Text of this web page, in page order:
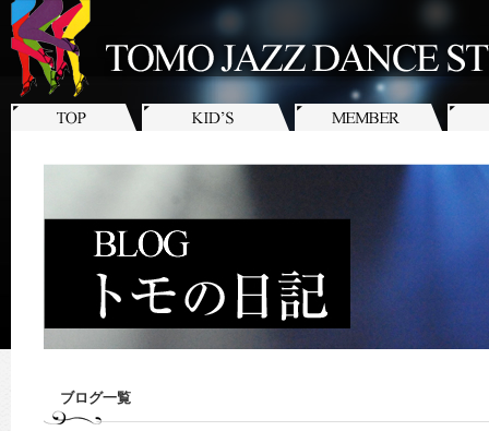
ブログ一覧